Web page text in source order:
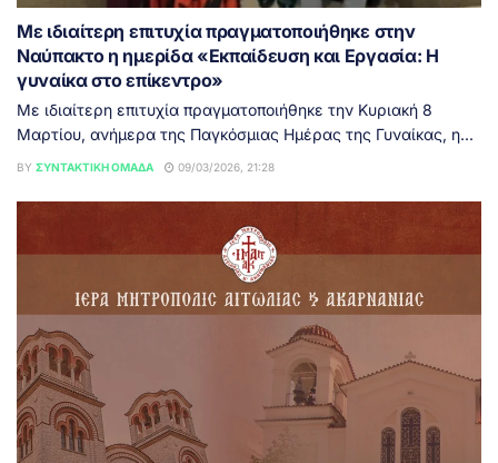
Με ιδιαίτερη επιτυχία πραγματοποιήθηκε στην
Ναύπακτο η ημερίδα «Εκπαίδευση και Εργασία: Η
γυναίκα στο επίκεντρο»
Με ιδιαίτερη επιτυχία πραγματοποιήθηκε την Κυριακή 8
Μαρτίου, ανήμερα της Παγκόσμιας Ημέρας της Γυναίκας, η...
BY ΣΥΝΤΑΚΤΙΚΉ ΟΜΆΔΑ 09/03/2026, 21:28